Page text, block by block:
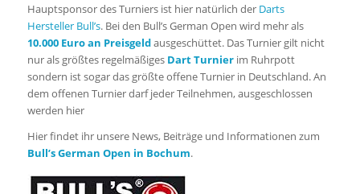
Hauptsponsor des Turniers ist hier natürlich der Darts
Hersteller Bull’s. Bei den Bull’s German Open wird mehr als
10.000 Euro an Preisgeldausgeschüttet. Das Turnier gilt nicht
nur als größtes regelmäßiges Dart Turnierim Ruhrpott
sondern ist sogar das größte offene Turnier in Deutschland. An
dem offenen Turnier darf jeder Teilnehmen, ausgeschlossen
werden hier
Hier findet ihr unsere News, Beiträge und Informationen zum
Bull’s German Open in Bochum.